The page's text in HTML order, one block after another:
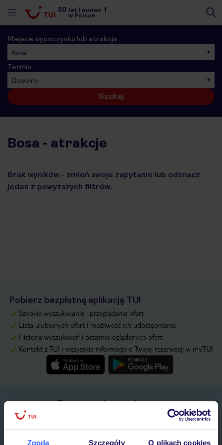
Zgoda Szczegóły O plikach cookies
30 lat numer 1
w Polsce
Miejsce wypoczynku lub atrakcja
Bosa
Termin
Dowolny
Szukaj
Bosa - atrakcje
Brak wyników - zmień swoje zapytanie lub odznacz
jeden z powyższych filtrów.
Pobierz bezpłatną aplikację TUI
Szybkie wyszukiwanie i przeglądanie ofert
Lista ulubionych ofert i możliwość ich udostępniania
Historia wyszukiwań i ostatnio oglądanych ofert
Kontakt z TUI i wszystkie informacje o Twojej rezerwacji w myTUI
Zapisz się do newslettera
IMIĘ*